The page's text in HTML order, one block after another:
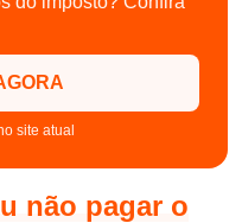
site atual
não pagar o